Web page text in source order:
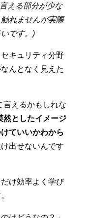
える部分が少な
れませんが実際
です。)
キュリティ分野
んとなく見えた
言えるかもしれな
然としたイメージ
ていいかわから
出せないんです
け効率よく学び